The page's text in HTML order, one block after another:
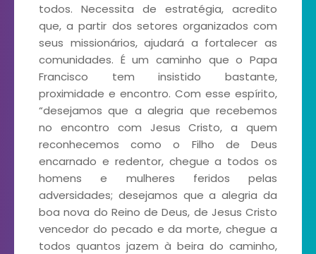
todos. Necessita de estratégia, acredito
que, a partir dos setores organizados com
seus missionários, ajudará a fortalecer as
comunidades. É um caminho que o Papa
Francisco tem insistido bastante,
proximidade e encontro. Com esse espírito,
“desejamos que a alegria que recebemos
no encontro com Jesus Cristo, a quem
reconhecemos como o Filho de Deus
encarnado e redentor, chegue a todos os
homens e mulheres feridos pelas
adversidades; desejamos que a alegria da
boa nova do Reino de Deus, de Jesus Cristo
vencedor do pecado e da morte, chegue a
todos quantos jazem à beira do caminho,